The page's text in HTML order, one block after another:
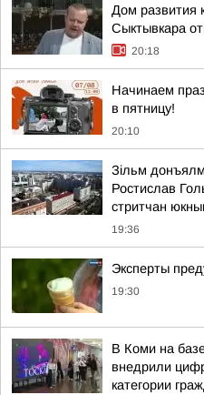
Дом развития
Сыктывкара
20:18
Начинаем
в пятницу!
20:10
Зільм
Ростислав
стритчан
19:36
Эксперты
19:30
В Коми на
внедрили
категории